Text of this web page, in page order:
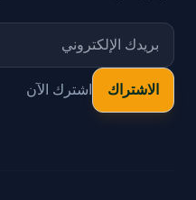
اشترك الآن